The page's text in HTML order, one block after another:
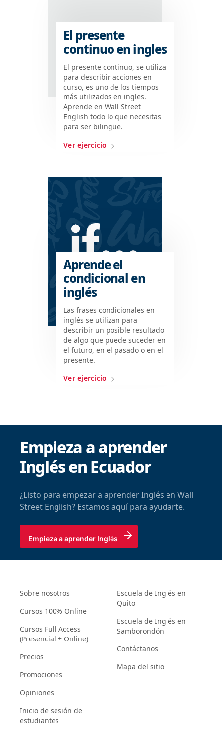
El presente
continuo en ingles
El presente continuo, se utiliza
para describir acciones en
curso, es uno de los tiempos
más utilizados en ingles.
Aprende en Wall Street
English todo lo que necesitas
para ser bilingüe.
Ver ejercicio
Aprende el
condicional en
inglés
Las frases condicionales en
inglés se utilizan para
describir un posible resultado
de algo que puede suceder en
el futuro, en el pasado o en el
presente.
Ver ejercicio
Empieza a aprender
Inglés en Ecuador
¿Listo para empezar a aprender Inglés en Wall
Street English? Estamos aquí para ayudarte.
Empieza a aprender Inglés
Sobre nosotros
Cursos 100% Online
Cursos Full Access
(Presencial + Online)
Precios
Promociones
Opiniones
Inicio de sesión de
estudiantes
Escuela de Inglés en
Quito
Escuela de Inglés en
Samborondón
Contáctanos
Mapa del sitio